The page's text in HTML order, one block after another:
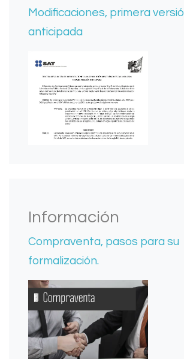
Modificaciones, primera
anticipada
Información
Compraventa, pasos para su
formalización.